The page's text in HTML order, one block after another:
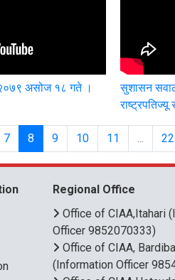
असोज १८ गते ।
सुशासन
7 8 9 10 11 ... 22
Regional Office
Office of CIAA,Itahari
Officer 9852070333)
Office of CIAA,
(Information Officer